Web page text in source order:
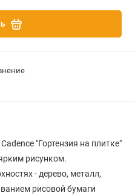
"Гортензия на плитке"
рисунком.
- дерево, металл,
рисовой бумаги